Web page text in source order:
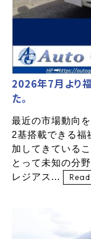
2026年7月より
た。
最近の市場動向
2基搭載できる福
加してきている
とって未知の分
レジアス...